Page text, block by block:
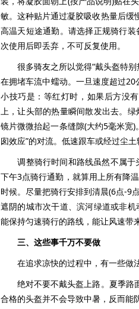
敏。这种贴片通过凝胶吸收热量后
高温天短途通勤。请选择正规骑行
次使用后即丢弃，不可反复使用。
很多骑友之所以觉得“戴头盔特别
在拥堵车流中蠕动。一旦速度超过
小技巧是：等红灯时，如果后方没
上，让头部的热量瞬间散发出去。
镜片微微抬起一条缝隙(大约5毫米宽
囱效应”的对流。低速跟车或经过尘土
调整骑行时间和路线虽然不属于
下午3点骑行通勤，就算用上所有降
时候。尽量把骑行安排到清晨(6点-9
遮阴的城市次干道、滨河绿道或非机
能保持匀速骑行的路线，能让风速带
三、这些事千万不要做
在追求凉快的过程中，有一些做法
绝对不要不戴头盔上路。夏季路
合格的头盔并不会导致中暑，反而能